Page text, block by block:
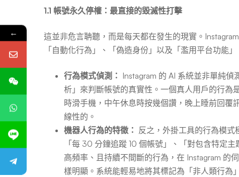
1.1 帳號永久停權：最直接的毀滅性打擊
這並非危言聃聽，而是每天都在發生的現實。
「自動化行為」、「偽造身份」以及「濫用平台功能
行為模式偵測： Instagram 的 AI 系統並非單純
析」來判斷帳號的真實性。一個真人用戶的行為
時滑手機，中午休息時按幾個讚，晚上睡前回
線性的。
機器人行為的特徵： 反之，外掛工具的行為模式
「每 30 分鐘追蹤 10 個帳號」、「對包含特定
高頻率、且持續不間斷的行為，在 Instagram 的
樣明顯。系統能輕易地將其標記為「非人類行為
←